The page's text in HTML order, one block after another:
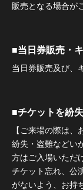
販売となる場合が
■当日券販売・
当日券販売及び、
■チケットを紛
【ご来場の際は、
紛失・盗難などい
方はご入場いただ
チケット忘れ、公
がないよう、お持